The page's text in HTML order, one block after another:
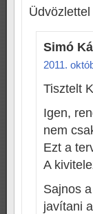
Simó
2011.
Tisztelt
Igen,
nem
Ezt a
A
Sajnos
javítani